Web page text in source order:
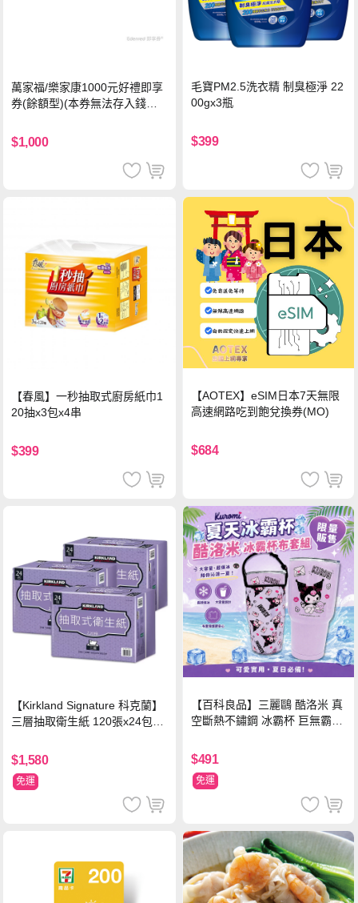
萬家福/樂家康1000元好禮即享
券(餘額型)(本券無法存入錢包
$1,000
毛寶PM2.5洗衣精 制臭極淨 22
00gx3瓶
$399
【春風】一秒抽取式廚房紙巾1
20抽x3包x4串
$399
【AOTEX】eSIM日本7天無限
高速網路吃到飽兌換券(MO)
$684
【Kirkland Signature 科克蘭】
三層抽取衛生紙 120張x24包x3
$1,580
免運
【百科良品】三麗鷗 酷洛米 真
空斷熱不鏽鋼 冰霸杯 巨無霸鋼
ml-信封款(贈手提杯套)
$491
免運